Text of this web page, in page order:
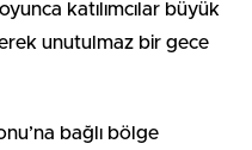
katılımcılar büyük
unutulmaz bir gece
bağlı bölge